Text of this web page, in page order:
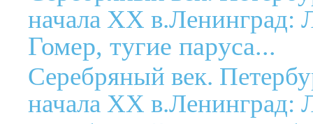
начала XX в.Ленинград:
Гомер, тугие паруса...
Серебряный век.
начала XX в.Ленинград: